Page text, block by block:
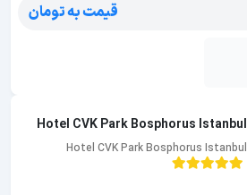
قیمت به تومان
Hotel CVK Park Bosphorus Istanbul
Hotel CVK Park Bosphorus Istanbul